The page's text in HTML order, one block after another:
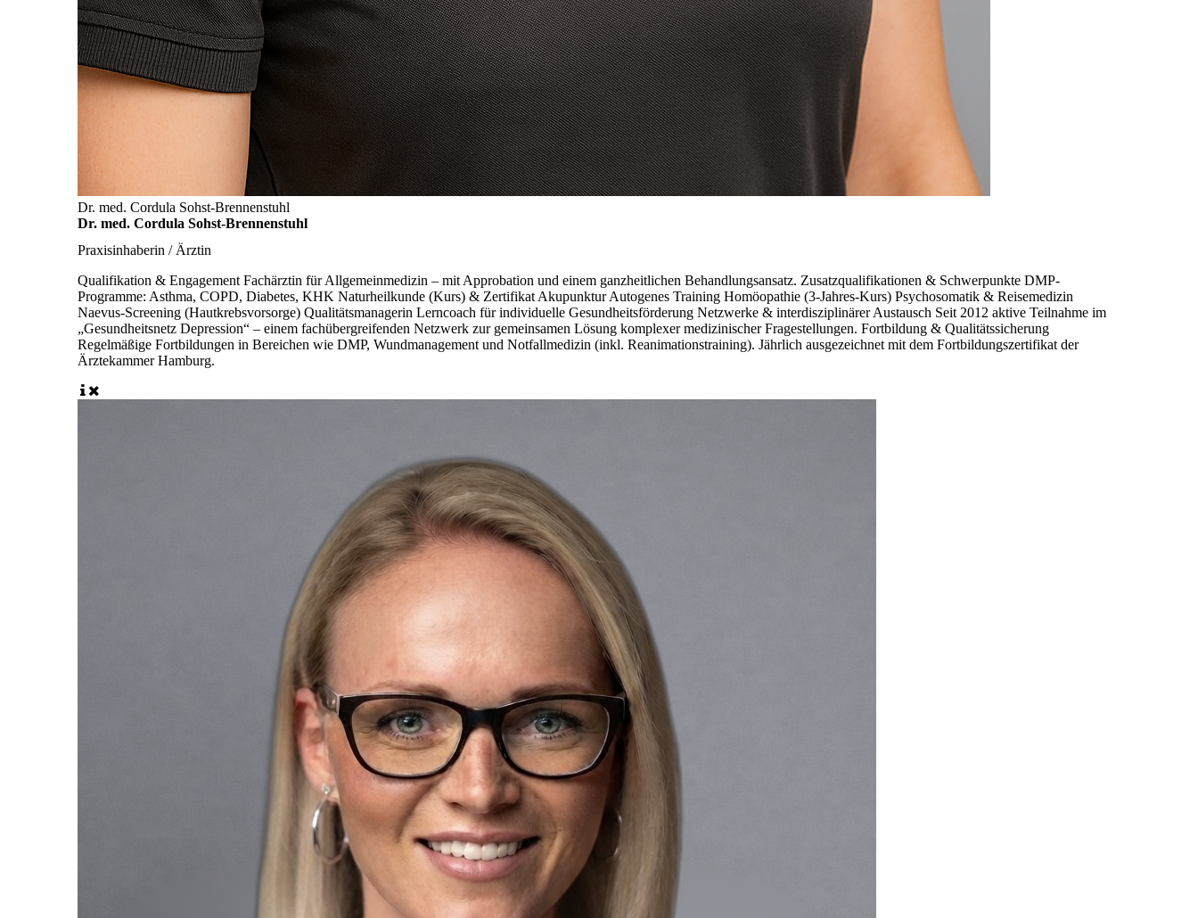
Dr. med. Cordula Sohst-Brennenstuhl
Dr. med. Cordula Sohst-Brennenstuhl
Praxisinhaberin / Ärztin
Qualifikation & Engagement Fachärztin für Allgemeinmedizin – mit Approbation und einem ganzheitlichen Behandlungsansatz. Zusatzqualifikationen & Schwerpunkte DMP-
Programme: Asthma, COPD, Diabetes, KHK Naturheilkunde (Kurs) & Zertifikat Akupunktur Autogenes Training Homöopathie (3-Jahres-Kurs) Psychosomatik & Reisemedizin
Naevus-Screening (Hautkrebsvorsorge) Qualitätsmanagerin Lerncoach für individuelle Gesundheitsförderung Netzwerke & interdisziplinärer Austausch Seit 2012 aktive Teilnahme im
„Gesundheitsnetz Depression“ – einem fachübergreifenden Netzwerk zur gemeinsamen Lösung komplexer medizinischer Fragestellungen. Fortbildung & Qualitätssicherung
Regelmäßige Fortbildungen in Bereichen wie DMP, Wundmanagement und Notfallmedizin (inkl. Reanimationstraining). Jährlich ausgezeichnet mit dem Fortbildungszertifikat der
Ärztekammer Hamburg.